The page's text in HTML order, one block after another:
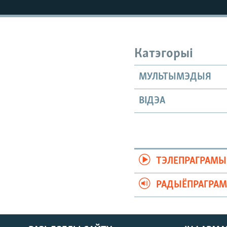
КАЛЯНДАР
НА ХВАЛЯХ СВАБОДЫ
Катэгорыі
МУЛЬТЫМЭДЫЯ
ВІДЭА
ТЭЛЕПРАГРАМЫ